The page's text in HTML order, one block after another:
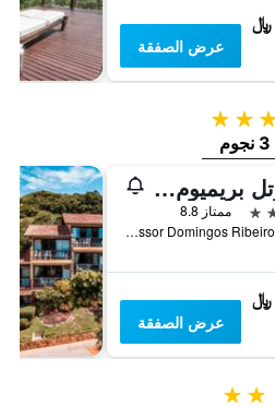
عرض الصفقة
3 نجوم
3 نجوم
هوتل بريميوم ريكانتو دا باساغيم
ممتاز 8.8
Rua Professor Domingos Ribeiro, 73, كابو فريو, البرازيل
عرض الصفقة
2 نجمتين